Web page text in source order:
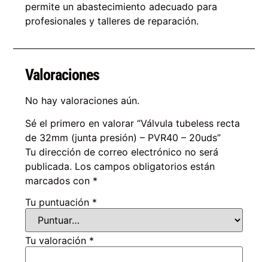
permite un abastecimiento adecuado para
profesionales y talleres de reparación.
Valoraciones
No hay valoraciones aún.
Sé el primero en valorar “Válvula tubeless recta
de 32mm (junta presión) – PVR40 – 20uds”
Tu dirección de correo electrónico no será
publicada. Los campos obligatorios están
marcados con *
Tu puntuación *
Tu valoración *